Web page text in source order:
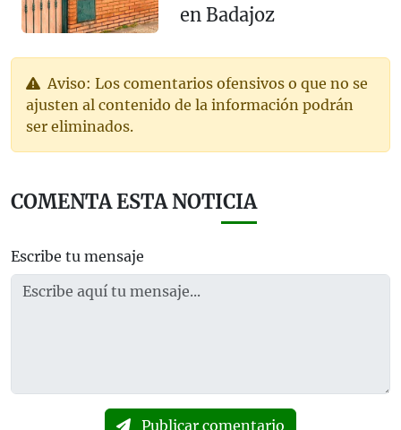
en Badajoz
Aviso: Los comentarios ofensivos o que no se
ajusten al contenido de la información podrán
ser eliminados.
COMENTA ESTA NOTICIA
Escribe tu mensaje
Publicar comentario